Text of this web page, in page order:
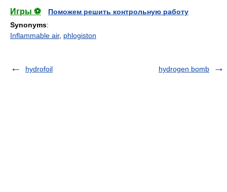
Игры ⚽
Поможем решить контрольную работу
Synonyms:
Inflammable air, phlogiston
hydrofoil hydrogen bomb